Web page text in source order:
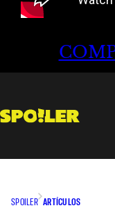
SPOILER ARTÍCULOS